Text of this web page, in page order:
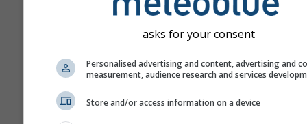
Global40.0 km
North
12.0 km
asks for your consent
Personalised advertising and content, advertising and
measurement, audience research and services
Store and/or access information on a device